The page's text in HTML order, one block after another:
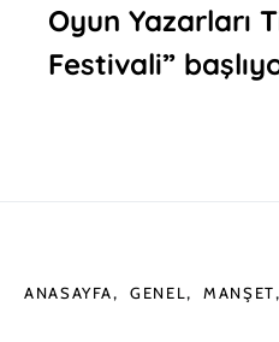
Oyun Yazarları
Festivali”
ANASAYFA GENEL MANŞET